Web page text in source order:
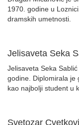
1970. godine u
dramskih umetnosti.
Jelisaveta Seka
Jelisaveta Seka
godine. Diplomirala je
kao najbolji student u
Svetozar